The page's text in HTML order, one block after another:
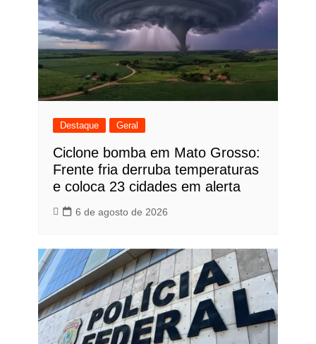
Destaque Geral
Ciclone bomba em Mato Grosso:
Frente fria derruba temperaturas
e coloca 23 cidades em alerta
6 de agosto de 2026